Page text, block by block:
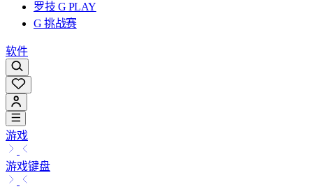
罗技 G PLAY
G 挑战赛
软件
游戏
游戏键盘